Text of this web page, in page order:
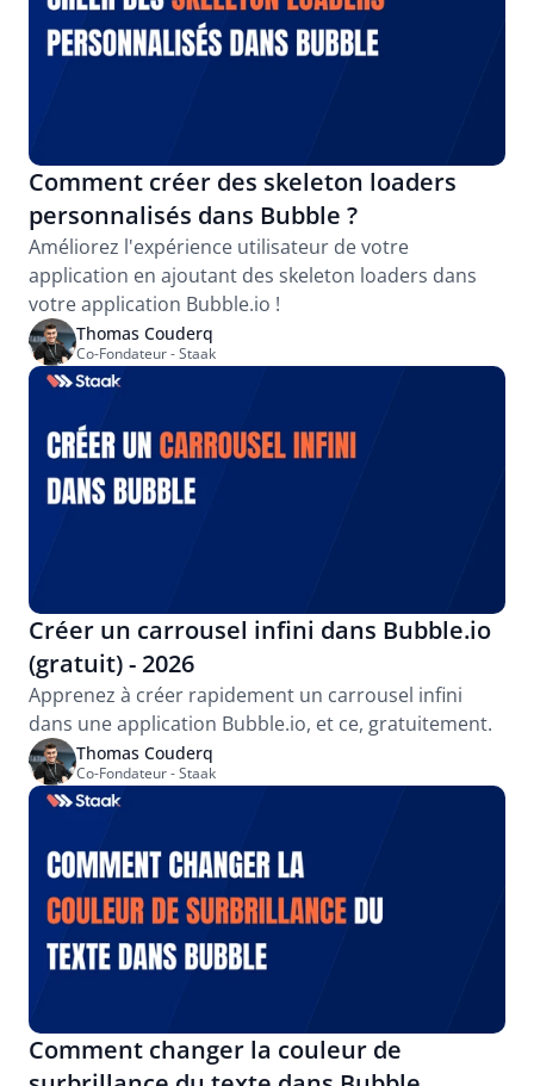
Comment créer des skeleton loaders
personnalisés dans Bubble ?
Améliorez l'expérience utilisateur de votre
application en ajoutant des skeleton loaders dans
votre application Bubble.io !
Thomas Couderq
Co-Fondateur - Staak
Créer un carrousel infini dans Bubble.io
(gratuit) - 2026
Apprenez à créer rapidement un carrousel infini
dans une application Bubble.io, et ce, gratuitement.
Thomas Couderq
Co-Fondateur - Staak
Comment changer la couleur de